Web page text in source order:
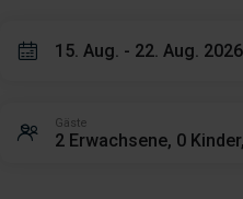
15. Aug. - 22. Aug. 2026
Gäste